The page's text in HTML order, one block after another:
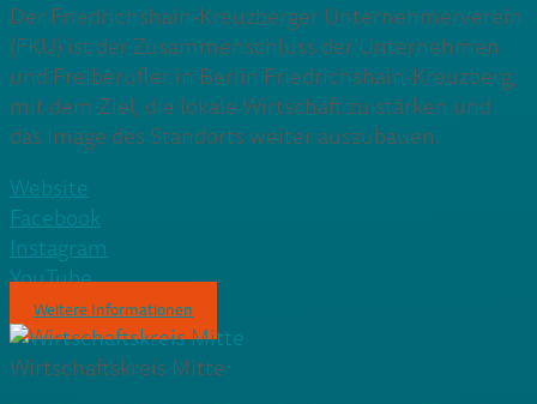
Der Friedrichshain-Kreuzberger Unternehmerverein
(FKU) ist der Zusammenschluss der Unternehmen
und Freiberufler in Berlin Friedrichshain-Kreuzberg,
mit dem Ziel, die lokale Wirtschaft zu stärken und
das Image des Standorts weiter auszubauen.
Website
Facebook
Instagram
YouTube
Weitere Informationen
Wirtschaftskreis Mitte